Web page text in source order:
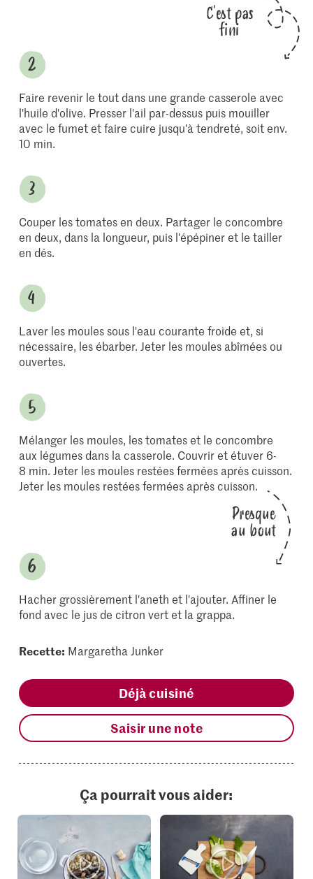
C'est pas
fini
Faire revenir le tout dans une grande casserole avec
l'huile d'olive. Presser l'ail par-dessus puis mouiller
avec le fumet et faire cuire jusqu'à tendreté, soit env.
10 min.
Couper les tomates en deux. Partager le concombre
en deux, dans la longueur, puis l'épépiner et le tailler
en dés.
Laver les moules sous l'eau courante froide et, si
nécessaire, les ébarber. Jeter les moules abîmées ou
ouvertes.
Mélanger les moules, les tomates et le concombre
aux légumes dans la casserole. Couvrir et étuver 6-
8 min. Jeter les moules restées fermées après cuisson.
Jeter les moules restées fermées après cuisson.
Presque
au bout
Hacher grossièrement l'aneth et l'ajouter. Affiner le
fond avec le jus de citron vert et la grappa.
Recette: Margaretha Junker
Déjà cuisiné
Saisir une note
Ça pourrait vous aider: